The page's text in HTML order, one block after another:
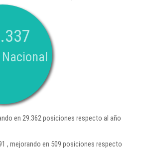
en 29.362 posiciones respecto al año
, mejorando en 509 posiciones respecto